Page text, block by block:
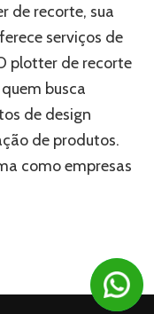
de recorte, sua
serviços de
plotter de recorte
busca
de design
de produtos.
como empresas